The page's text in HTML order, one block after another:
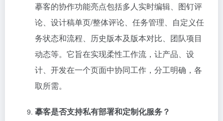
摹客的协作功能亮点包括多人实时编辑、图钉评
论、设计稿单页/整体评论、任务管理、自定义任
务状态和流程、历史版本及版本对比、团队项目
动态等。它旨在实现柔性工作流，让产品、设
计、开发在一个页面中协同工作，分工明确，各
取所需。
摹客是否支持私有部署和定制化服务？